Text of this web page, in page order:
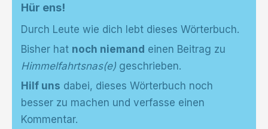
Hür ens!
Durch Leute wie dich lebt dieses Wörterbuch.
Bisher hat noch niemand einen Beitrag zu
Himmelfahrtsnas(e) geschrieben.
Hilf uns dabei, dieses Wörterbuch noch
besser zu machen und verfasse einen
Kommentar.